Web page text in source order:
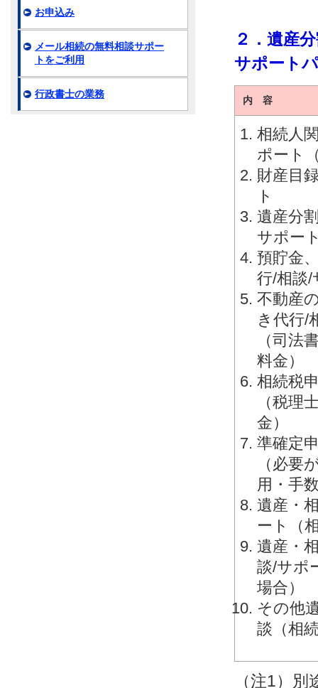
２．遺産
サポート
内 容
相続人
ポート
財産目
ト
遺産分
サポー
預貯金
行/相談/
不動産
き代行/
（司法
料金）
相続税
（税理
金）
準確定
（必要
用・手
遺産・
ート（
遺産・
談/サポ
場合）
その他
談（相
（注1）
お申込み
メール相続の無料相談サポー
トをご利用
行政書士の業務